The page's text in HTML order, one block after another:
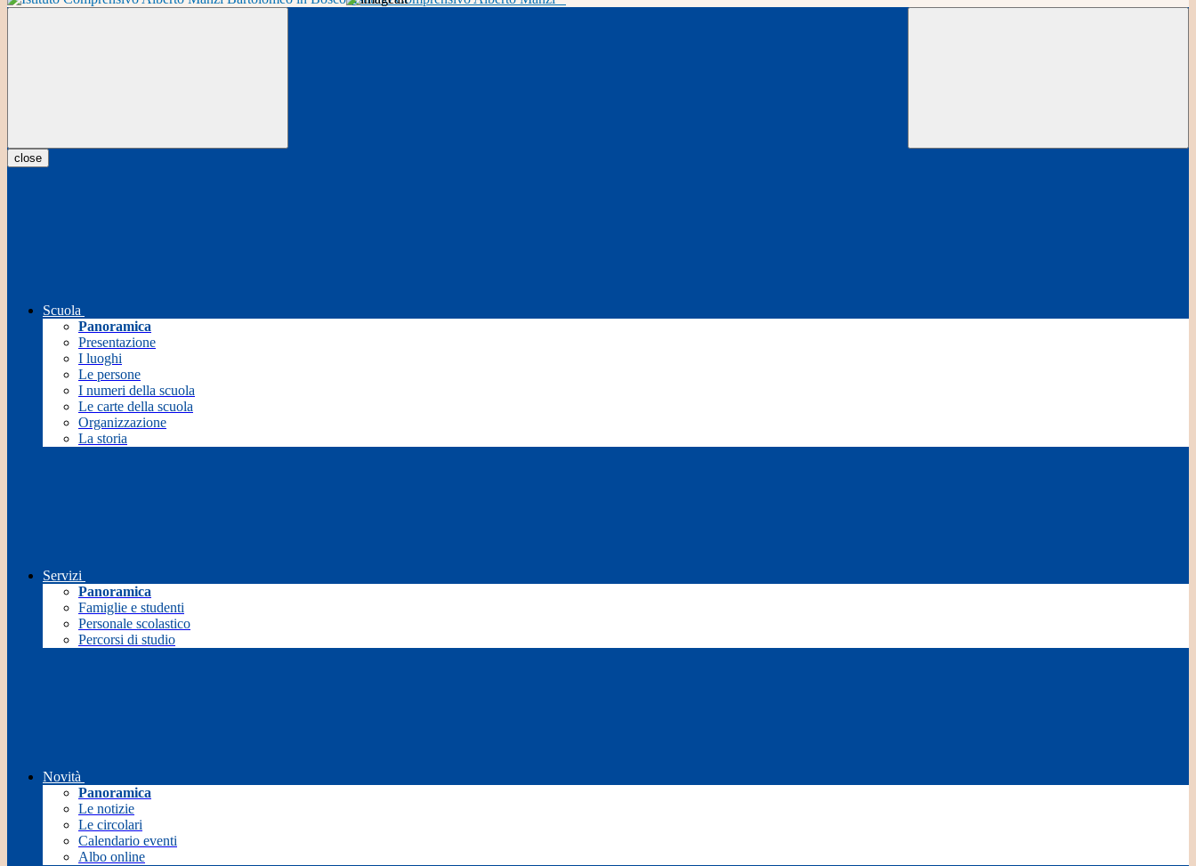
close
Scuola
Panoramica
Presentazione
I luoghi
Le persone
I numeri della scuola
Le carte della scuola
Organizzazione
La storia
Servizi
Panoramica
Famiglie e studenti
Personale scolastico
Percorsi di studio
Novità
Panoramica
Le notizie
Le circolari
Calendario eventi
Albo online